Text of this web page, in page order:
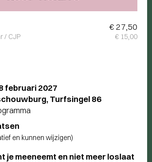
februari 2027
Turfsingel 86
en kunnen wijzigen)
je meeneemt en niet meer loslaat
€ 27,50
/ CJP € 15,00